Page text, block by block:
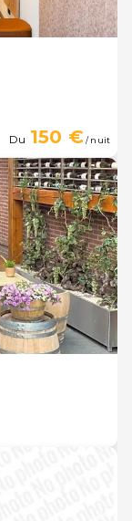
Du 150 €/ nuit